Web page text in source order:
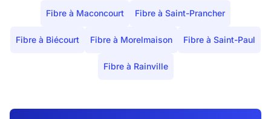
Fibre à Maconcourt Fibre à Saint-Prancher
Fibre à Biécourt Fibre à Morelmaison Fibre à Saint-Paul
Fibre à Rainville